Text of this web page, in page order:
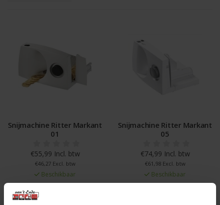
Snijmachine Ritter Markant
01
€55,99 Incl. btw
€46,27 Excl. btw
Beschikbaar
In winkelwagen
Snijmachine Ritter Markant
05
€74,99 Incl. btw
€61,98 Excl. btw
Beschikbaar